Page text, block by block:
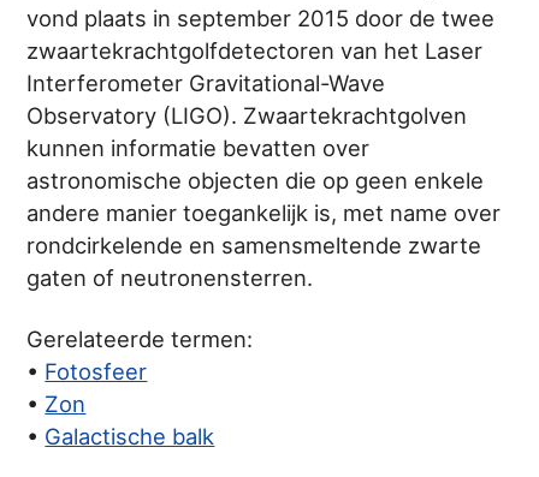
vond plaats in september 2015 door de twee
zwaartekrachtgolfdetectoren van het Laser
Interferometer Gravitational-Wave
Observatory (LIGO). Zwaartekrachtgolven
kunnen informatie bevatten over
astronomische objecten die op geen enkele
andere manier toegankelijk is, met name over
rondcirkelende en samensmeltende zwarte
gaten of neutronensterren.
Gerelateerde termen:
• Fotosfeer
• Zon
• Galactische balk